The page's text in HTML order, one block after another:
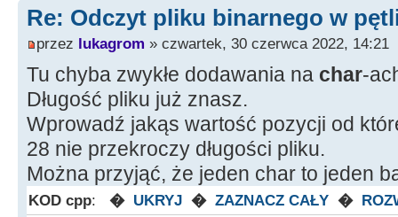
}
elseEdit24->Text
Pliku!"
return ;
}
Re: Odczyt pliku binarnego w
przez lukagrom » czwartek, 30 czerwca 2022, 14:21
Tu chyba zwykłe dodawania na char-
Długość pliku już znasz.
Wprowadź jakąs wartość pozycji od
28 nie przekroczy długości pliku.
Można przyjąć, że jeden char to jeden
KOD cpp: � UKRYJ � ZAZNACZ CAŁY �